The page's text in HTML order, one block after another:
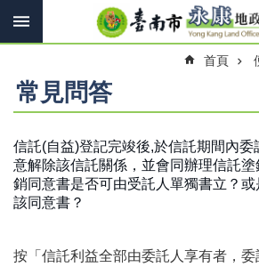
跳到主要內容區塊
搜
搜
尋
訊
息
快
機
首頁
常見問答
信託(自益)登記完竣後,於信託期間內委
意解除該信託關係，並會同辦理信託
銷同意書是否可由受託人單獨書立？
該同意書？
按「信託利益全部由委託人享有者，